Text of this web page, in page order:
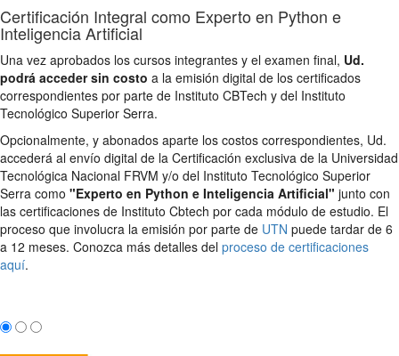
Certificación Integral como Experto en Python e
Inteligencia Artificial
Una vez aprobados los cursos integrantes y el examen final, Ud.
podrá acceder sin costo a la emisión digital de los certificados
correspondientes por parte de Instituto CBTech y del Instituto
Tecnológico Superior Serra.
Opcionalmente, y abonados aparte los costos correspondientes, Ud.
accederá al envío digital de la Certificación exclusiva de la Universidad
Tecnológica Nacional FRVM y/o del Instituto Tecnológico Superior
Serra como "Experto en Python e Inteligencia Artificial" junto con
las certificaciones de Instituto Cbtech por cada módulo de estudio. El
proceso que involucra la emisión por parte de UTN puede tardar de 6
a 12 meses. Conozca más detalles del proceso de certificaciones
aquí.